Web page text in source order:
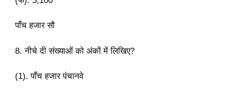
पाँच हजार सौ
8. नीचे दी संख्याओं को अंकों में लिखिए?
(1). पाँच हजार पंचानवे